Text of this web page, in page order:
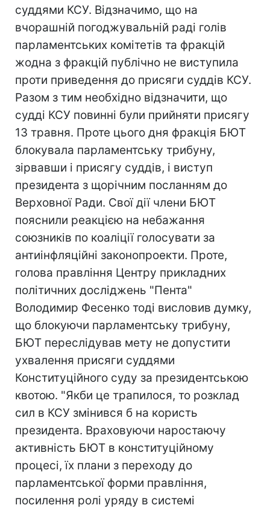
суддями КСУ. Відзначимо, що на
вчорашній погоджувальній раді голів
парламентських комітетів та фракцій
жодна з фракцій публічно не виступила
проти приведення до присяги суддів КСУ.
Разом з тим необхідно відзначити, що
судді КСУ повинні були прийняти присягу
13 травня. Проте цього дня фракція БЮТ
блокувала парламентську трибуну,
зірвавши і присягу суддів, і виступ
президента з щорічним посланням до
Верховної Ради. Свої дії члени БЮТ
пояснили реакцією на небажання
союзників по коаліції голосувати за
антиінфляційні законопроекти. Проте,
голова правління Центру прикладних
політичних досліджень "Пента"
Володимир Фесенко тоді висловив думку,
що блокуючи парламентську трибуну,
БЮТ переслідував мету не допустити
ухвалення присяги суддями
Конституційного суду за президентською
квотою. "Якби це трапилося, то розклад
сил в КСУ змінився б на користь
президента. Враховуючи наростаючу
активність БЮТ в конституційному
процесі, їх плани з переходу до
парламентської форми правління,
посилення ролі уряду в системі